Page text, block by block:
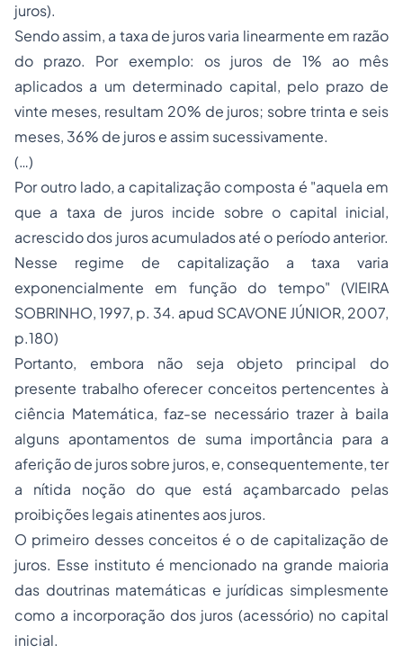
juros).
Sendo assim, a taxa de juros varia linearmente em razão
do prazo. Por exemplo: os juros de 1% ao mês
aplicados a um determinado capital, pelo prazo de
vinte meses, resultam 20% de juros; sobre trinta e seis
meses, 36% de juros e assim sucessivamente.
(…)
Por outro lado, a capitalização composta é "aquela em
que a taxa de juros incide sobre o capital inicial,
acrescido dos juros acumulados até o período anterior.
Nesse regime de capitalização a taxa varia
exponencialmente em função do tempo" (VIEIRA
SOBRINHO, 1997, p. 34. apud SCAVONE JÚNIOR, 2007,
p.180)
Portanto, embora não seja objeto principal do
presente trabalho oferecer conceitos pertencentes à
ciência Matemática, faz-se necessário trazer à baila
alguns apontamentos de suma importância para a
aferição de juros sobre juros, e, consequentemente, ter
a nítida noção do que está açambarcado pelas
proibições legais atinentes aos juros.
O primeiro desses conceitos é o de capitalização de
juros. Esse instituto é mencionado na grande maioria
das doutrinas matemáticas e jurídicas simplesmente
como a incorporação dos juros (acessório) no capital
inicial.